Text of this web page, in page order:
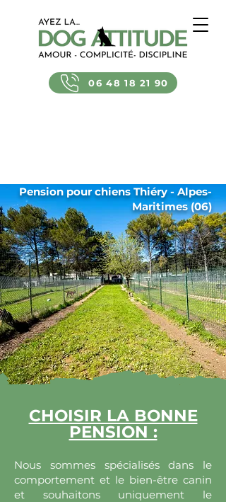
06 48 18 21 90
Pension pour chiens Thiéry - Alpes-
Maritimes (06)
CHOISIR LA BONNE
PENSION :
Nous sommes spécialisés dans le
comportement et le bien-être canin
et souhaitons uniquement le